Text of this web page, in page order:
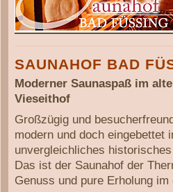
SAUNAHOF BAD
Moderner Saunaspaß im
Vieseithof
Großzügig und
modern und doch eingebettet
unvergleichliches
Das ist der Saunahof der
Genuss und pure Erholung